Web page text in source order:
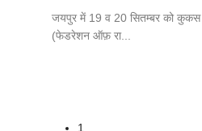
जयपुर में 19 व 20 सितम्बर को कुकस
(फेडरेशन ऑफ़ रा...
1